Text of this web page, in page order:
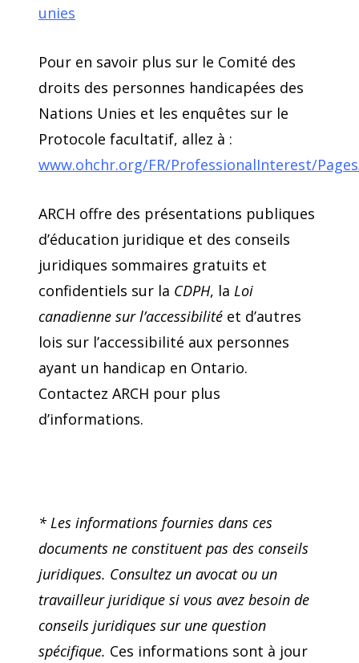
unies
Pour en savoir plus sur le Comité des
droits des personnes handicapées des
Nations Unies et les enquêtes sur le
Protocole facultatif, allez à :
www.ohchr.org/FR/ProfessionalInterest/
ARCH offre des présentations publiques
d’éducation juridique et des conseils
juridiques sommaires gratuits et
confidentiels sur la CDPH, la Loi
canadienne sur l’accessibilité et d’autres
lois sur l’accessibilité aux personnes
ayant un handicap en Ontario.
Contactez ARCH pour plus
d’informations.
* Les informations fournies dans ces
documents ne constituent pas des conseils
juridiques. Consultez un avocat ou un
travailleur juridique si vous avez besoin de
conseils juridiques sur une question
spécifique. Ces informations sont à jour